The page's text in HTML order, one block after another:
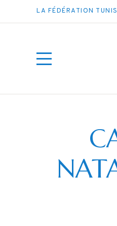
LA FÉDÉRATION